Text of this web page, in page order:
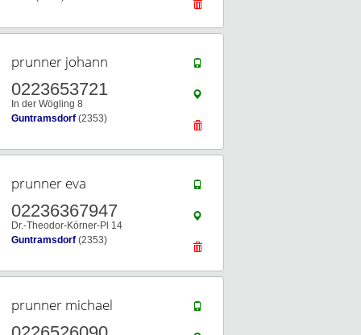
prunner johann
0223653721
In der Wögling 8
Guntramsdorf (2353)
prunner eva
02236367947
Dr.-Theodor-Körner-Pl 14
Guntramsdorf (2353)
prunner michael